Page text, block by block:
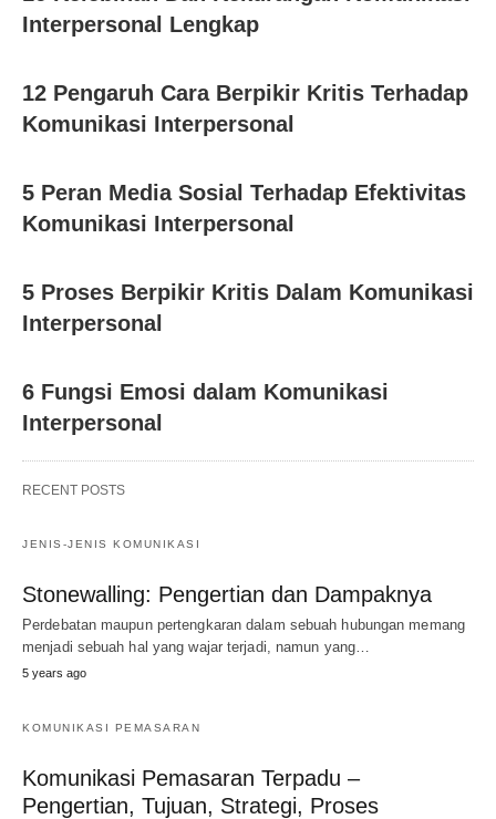
Interpersonal Lengkap
12 Pengaruh Cara Berpikir Kritis Terhadap
Komunikasi Interpersonal
5 Peran Media Sosial Terhadap Efektivitas
Komunikasi Interpersonal
5 Proses Berpikir Kritis Dalam Komunikasi
Interpersonal
6 Fungsi Emosi dalam Komunikasi
Interpersonal
RECENT POSTS
JENIS-JENIS KOMUNIKASI
Stonewalling: Pengertian dan Dampaknya
Perdebatan maupun pertengkaran dalam sebuah hubungan memang
menjadi sebuah hal yang wajar terjadi, namun yang…
5 years ago
KOMUNIKASI PEMASARAN
Komunikasi Pemasaran Terpadu –
Pengertian, Tujuan, Strategi, Proses